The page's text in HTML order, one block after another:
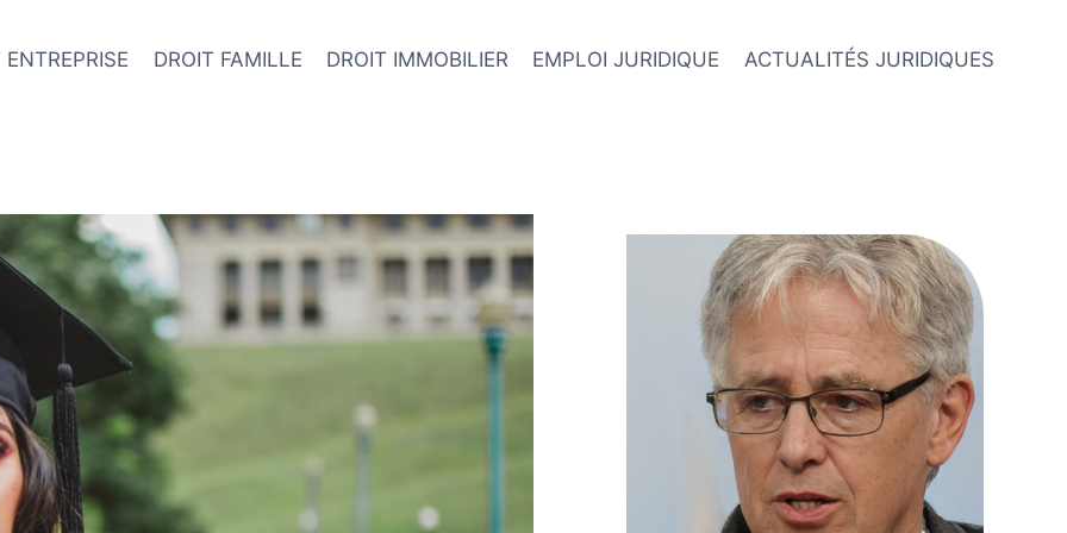
ENTREPRISE DROIT FAMILLE DROIT IMMOBILIER EMPLOI JURIDIQUE ACTUALITÉS JURIDIQUES